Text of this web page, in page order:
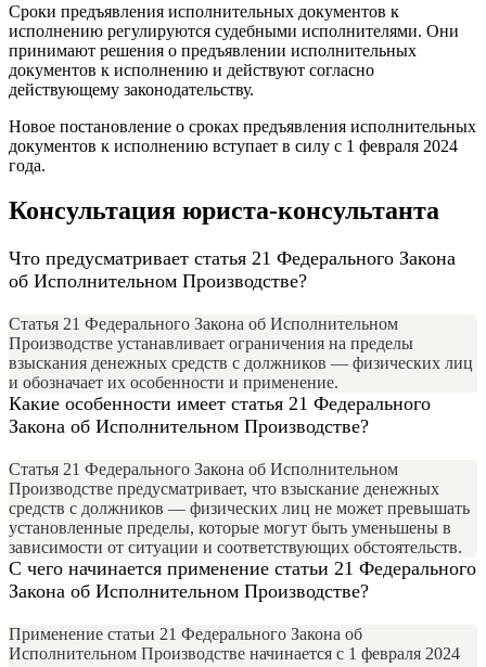
Сроки предъявления исполнительных документов к
исполнению регулируются судебными исполнителями. Они
принимают решения о предъявлении исполнительных
документов к исполнению и действуют согласно
действующему законодательству.
Новое постановление о сроках предъявления исполнительных
документов к исполнению вступает в силу с 1 февраля 2024
года.
Консультация юриста-консультанта
Что предусматривает статья 21 Федерального Закона
об Исполнительном Производстве?
Статья 21 Федерального Закона об Исполнительном
Производстве устанавливает ограничения на пределы
взыскания денежных средств с должников — физических лиц
и обозначает их особенности и применение.
Какие особенности имеет статья 21 Федерального
Закона об Исполнительном Производстве?
Статья 21 Федерального Закона об Исполнительном
Производстве предусматривает, что взыскание денежных
средств с должников — физических лиц не может превышать
установленные пределы, которые могут быть уменьшены в
зависимости от ситуации и соответствующих обстоятельств.
С чего начинается применение статьи 21 Федерального
Закона об Исполнительном Производстве?
Применение статьи 21 Федерального Закона об
Исполнительном Производстве начинается с 1 февраля 2024